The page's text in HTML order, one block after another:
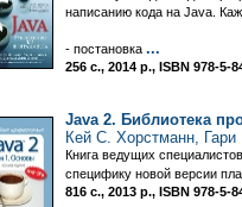
написанию кода на Java.
- постановка ...
256 с., 2014 р., ISBN 978-5-
Java 2. Библиотека
Кей С. Хорстманн, Гари
Книга ведущих
специфику новой версии
816 с., 2013 р., ISBN 978-5-